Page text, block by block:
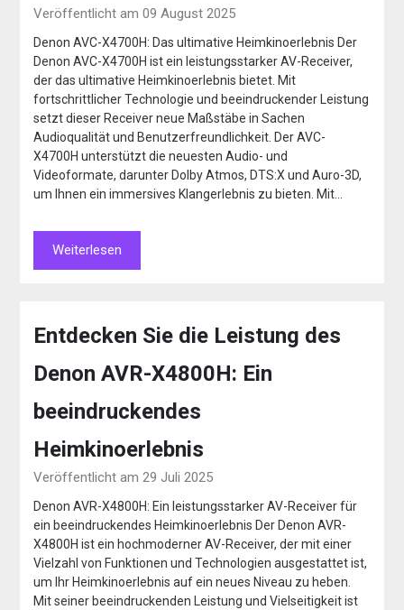
Veröffentlicht am 09 August 2025
Denon AVC-X4700H: Das ultimative Heimkinoerlebnis Der
Denon AVC-X4700H ist ein leistungsstarker AV-Receiver,
der das ultimative Heimkinoerlebnis bietet. Mit
fortschrittlicher Technologie und beeindruckender Leistung
setzt dieser Receiver neue Maßstäbe in Sachen
Audioqualität und Benutzerfreundlichkeit. Der AVC-
X4700H unterstützt die neuesten Audio- und
Videoformate, darunter Dolby Atmos, DTS:X und Auro-3D,
um Ihnen ein immersives Klangerlebnis zu bieten. Mit…
Weiterlesen
Entdecken Sie die Leistung des
Denon AVR-X4800H: Ein
beeindruckendes
Heimkinoerlebnis
Veröffentlicht am 29 Juli 2025
Denon AVR-X4800H: Ein leistungsstarker AV-Receiver für
ein beeindruckendes Heimkinoerlebnis Der Denon AVR-
X4800H ist ein hochmoderner AV-Receiver, der mit einer
Vielzahl von Funktionen und Technologien ausgestattet ist,
um Ihr Heimkinoerlebnis auf ein neues Niveau zu heben.
Mit seiner beeindruckenden Leistung und Vielseitigkeit ist